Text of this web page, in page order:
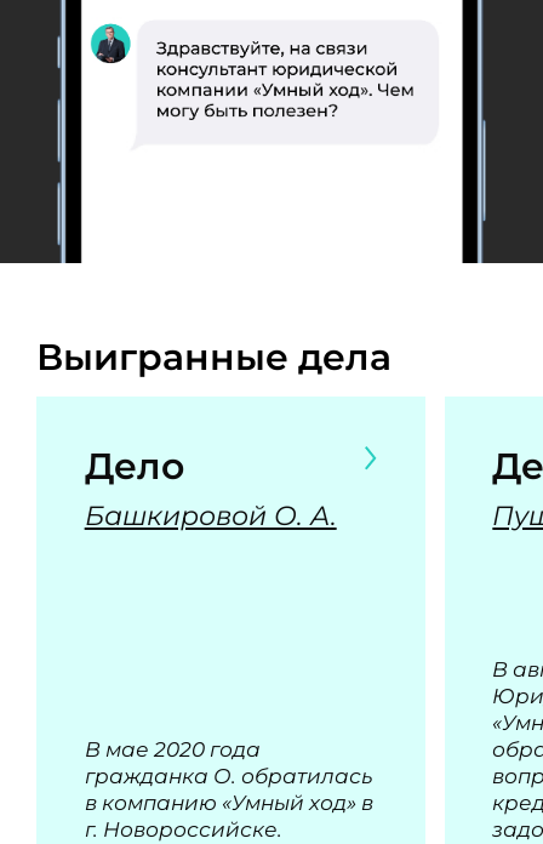
Выигранные дела
Дело
Башкировой О. А.
В мае 2020 года
гражданка О. обратилась
в компанию «Умный ход» в
г. Новороссийске.
В